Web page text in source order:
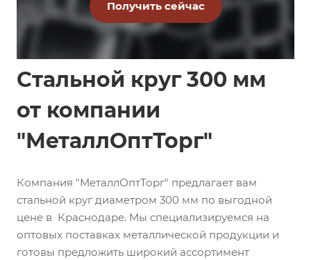
Стальной круг 300 мм
от компании
"МеталлОптТорг"
Компания "МеталлОптТорг" предлагает вам
стальной круг диаметром 300 мм по выгодной
цене в Краснодаре. Мы специализируемся на
оптовых поставках металлической продукции и
готовы предложить широкий ассортимент